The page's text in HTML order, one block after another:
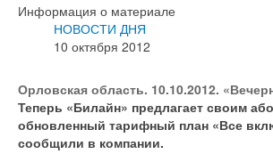
Информация о материале
НОВОСТИ ДНЯ
10 октября 2012
Орловская область. 10.10.2012.
Теперь «Билайн» предлагает своим
обновленный тарифный план «Все
сообщили в компании.